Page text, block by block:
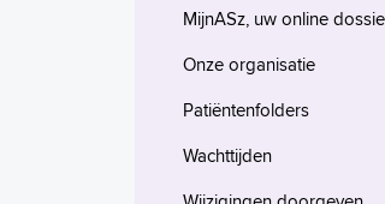
MijnASz, uw online
Onze organisatie
Patiëntenfolders
Wachttijden